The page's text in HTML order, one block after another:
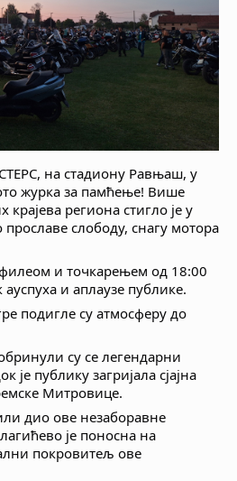
на стадиону Равњаш, у
журка за памћење! Више
крајева региона стигло је у
прославе слободу, снагу мотора
и точкарењем од 18:00
ауспуха и аплаузе публике.
подигле су атмосферу до
су се легендарни
публику загријала сјајна
Митровице.
дио ове незаборавне
је поносна на
покровитељ ове